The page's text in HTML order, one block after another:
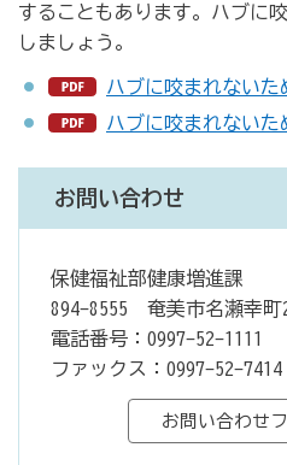
することもあります。ハブに
しましょう。
ハブに咬まれないた
ハブに咬まれないた
お問い合わせ
保健福祉部健康増進課
894-8555 奄美市名瀬幸町
電話番号：0997-52-1111
ファックス：0997-52-7414